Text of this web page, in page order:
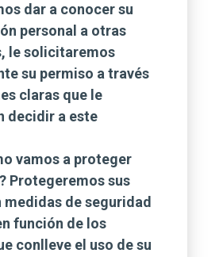
dar a conocer su
personal a otras
le solicitaremos
su permiso a través
claras que le
decidir a este
vamos a proteger
Protegeremos sus
de seguridad
función de los
conlleve el uso de su